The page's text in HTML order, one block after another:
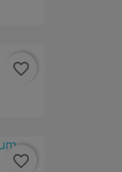
favorite_border
favorite_border